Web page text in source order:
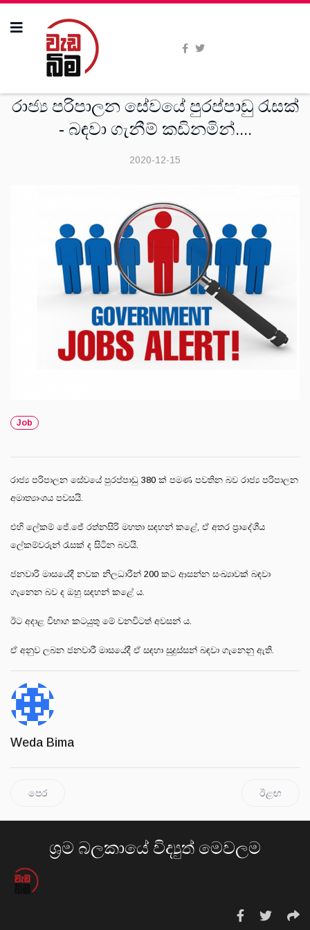
රාජ්‍ය පරිපාලන සේවයේ පුරප්පාඩු රැසක්
- බඳවා ගැනීම් කඩිනමින්....
2020-12-15
Job
රාජ්‍ය පරිපාලන සේවයේ පුරප්පාඩු 380 ක් පමණ පවතින බව රාජ්‍ය පරිපාලන
අමාත්‍යාංශය පවසයි.
එහි ලේකම් ජේ.ජේ රත්නසිරි මහතා සඳහන් කළේ, ඒ අතර ප්‍රාදේශීය
ලේකම්වරුන් රැසක් ද සිටින බවයි.
ජනවාරි මාසයේදී නවක නිලධාරීන් 200 කට ආසන්න සංඛ්‍යාවක් බඳවා
ගැනෙන බව ද ඔහු සඳහන් කළේ ය.
ඊට අදාළ විභාග කටයුතු මේ වනවිටත් අවසන් ය.
ඒ අනුව ලබන ජනවාරී මාසයේදී ඒ සඳහා සුදුස්සන් බඳවා ගැනෙනු ඇති.
Weda Bima
පෙර ඊළඟ
ශ්‍රම බලකායේ විද්‍යුත් මෙවලම